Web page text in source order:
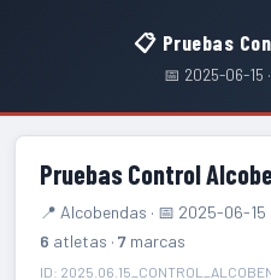
📋 Pruebas
📅 2025-06-15
Pruebas Control
📍 Alcobendas · 📅 2025-06-15
6 atletas · 7 marcas
ID: